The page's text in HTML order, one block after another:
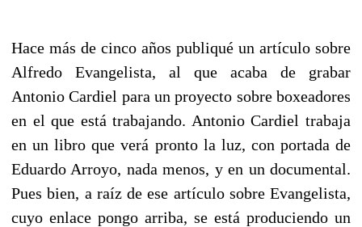
Hace más de cinco años publiqué un artículo sobre
Alfredo Evangelista, al que acaba de grabar
Antonio Cardiel para un proyecto sobre boxeadores
en el que está trabajando. Antonio Cardiel trabaja
en un libro que verá pronto la luz, con portada de
Eduardo Arroyo, nada menos, y en un documental.
Pues bien, a raíz de ese artículo sobre Evangelista,
cuyo enlace pongo arriba, se está produciendo un